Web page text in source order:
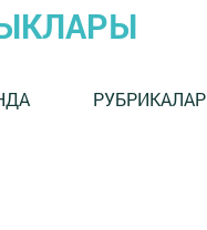
РУБРИКАЛАР